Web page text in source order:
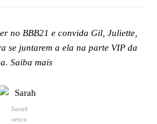
no BBB21 e convida Gil, Juliette,
se juntarem a ela na parte VIP da
Saiba mais
Sarah
vence